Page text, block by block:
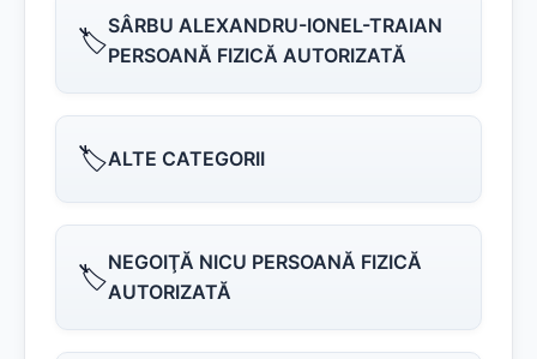
🏷️SÂRBU ALEXANDRU-IONEL-TRAIAN
PERSOANĂ FIZICĂ AUTORIZATĂ
🏷️ALTE CATEGORII
🏷️NEGOIŢĂ NICU PERSOANĂ FIZICĂ
AUTORIZATĂ